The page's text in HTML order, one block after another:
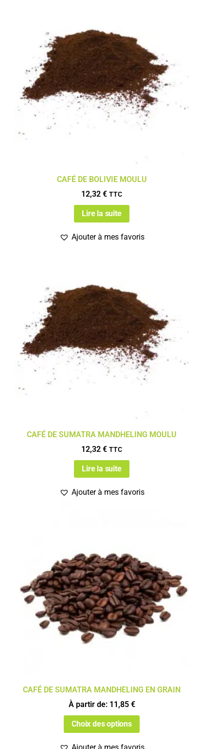
CAFÉ DE BOLIVIE MOULU
12,32 € TTC
Lire la suite
Ajouter à mes favoris
CAFÉ DE SUMATRA MANDHELING MOULU
12,32 € TTC
Lire la suite
Ajouter à mes favoris
CAFÉ DE SUMATRA MANDHELING EN GRAIN
À partir de: 11,85 €
Choix des options
Ajouter à mes favoris